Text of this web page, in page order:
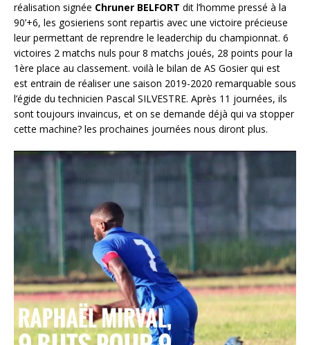
réalisation signée Chruner BELFORT dit l’homme pressé à la
90’+6, les gosieriens sont repartis avec une victoire précieuse
leur permettant de reprendre le leaderchip du championnat. 6
victoires 2 matchs nuls pour 8 matchs joués, 28 points pour la
1ère place au classement. voilà le bilan de AS Gosier qui est
est entrain de réaliser une saison 2019-2020 remarquable sous
l’égide du technicien Pascal SILVESTRE. Après 11 journées, ils
sont toujours invaincus, et on se demande déjà qui va stopper
cette machine? les prochaines journées nous diront plus.